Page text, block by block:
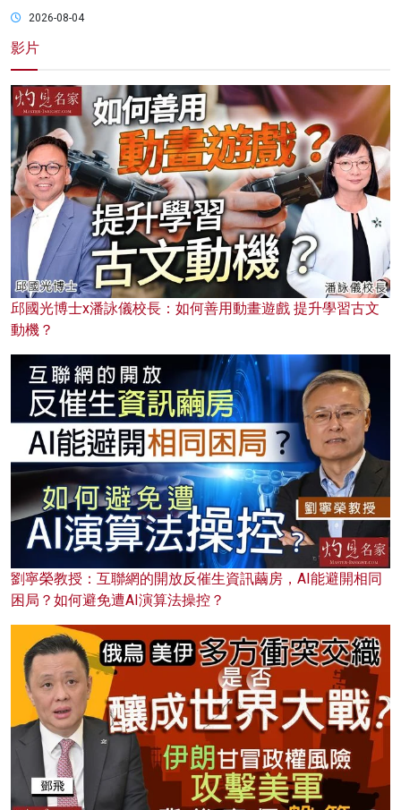
2026-08-04
影片
邱國光博士x潘詠儀校長：如何善用動畫遊戲 提升學習古文
動機？
劉寧榮教授：互聯網的開放反催生資訊繭房，AI能避開相同
困局？如何避免遭AI演算法操控？